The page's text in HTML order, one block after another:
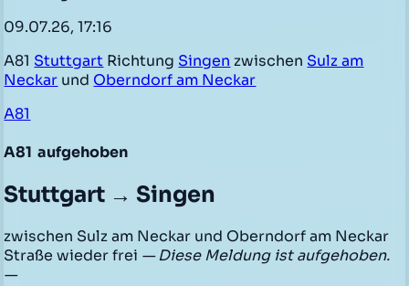
09.07.26, 17:16
A81 Stuttgart Richtung Singen zwischen Sulz am
Neckar und Oberndorf am Neckar
A81
A81 aufgehoben
Stuttgart → Singen
zwischen Sulz am Neckar und Oberndorf am Neckar
Straße wieder frei — Diese Meldung ist aufgehoben.
—